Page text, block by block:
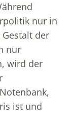
nur in
der
nur
wird der
ist und